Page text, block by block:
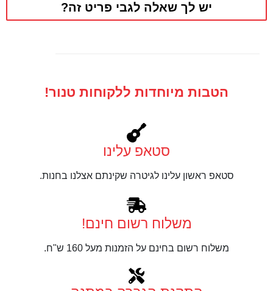
יש לך שאלה לגבי פריט זה?
הטבות מיוחדות ללקוחות טנור!
סטאפ עלינו
סטאפ ראשון עלינו לגיטרה שקינתם אצלנו בחנות.
משלוח רשום חינם!
משלוח רשום בחינם על הזמנות מעל 160 ש"ח.